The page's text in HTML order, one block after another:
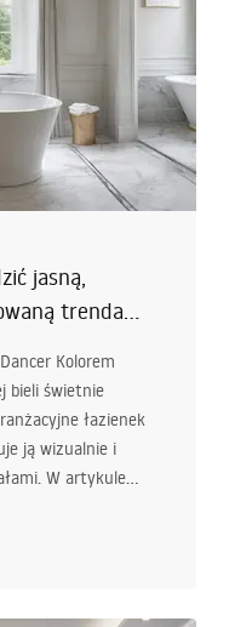
jasną,
trendami
Kolorem
bieli świetnie
łazienek
ją wizualnie i
W artykule
inspirowaną